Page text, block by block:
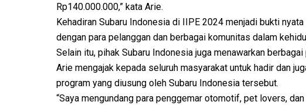
Rp140.000.000,” kata Arie.
Kehadiran Subaru Indonesia di IIPE 2024 menjadi bukti
dengan para pelanggan dan berbagai komunitas dalam
Selain itu, pihak Subaru Indonesia juga menawarkan
Arie mengajak kepada seluruh masyarakat untuk hadir dan
program yang diusung oleh Subaru Indonesia tersebut.
“Saya mengundang para penggemar otomotif, pet lovers,